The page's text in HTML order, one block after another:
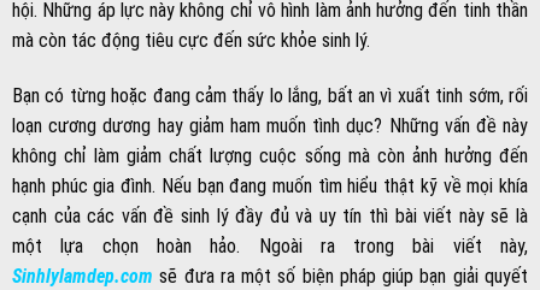
hội. Những áp lực này không chỉ vô hình làm ảnh hưởng đến tinh thần
mà còn tác động tiêu cực đến sức khỏe sinh lý.
Bạn có từng hoặc đang cảm thấy lo lắng, bất an vì xuất tinh sớm, rối
loạn cương dương hay giảm ham muốn tình dục? Những vấn đề này
không chỉ làm giảm chất lượng cuộc sống mà còn ảnh hưởng đến
hạnh phúc gia đình. Nếu bạn đang muốn tìm hiểu thật kỹ về mọi khía
cạnh của các vấn đề sinh lý đầy đủ và uy tín thì bài viết này sẽ là
một lựa chọn hoàn hảo. Ngoài ra trong bài viết này,
Sinhlylamdep.com sẽ đưa ra một số biện pháp giúp bạn giải quyết